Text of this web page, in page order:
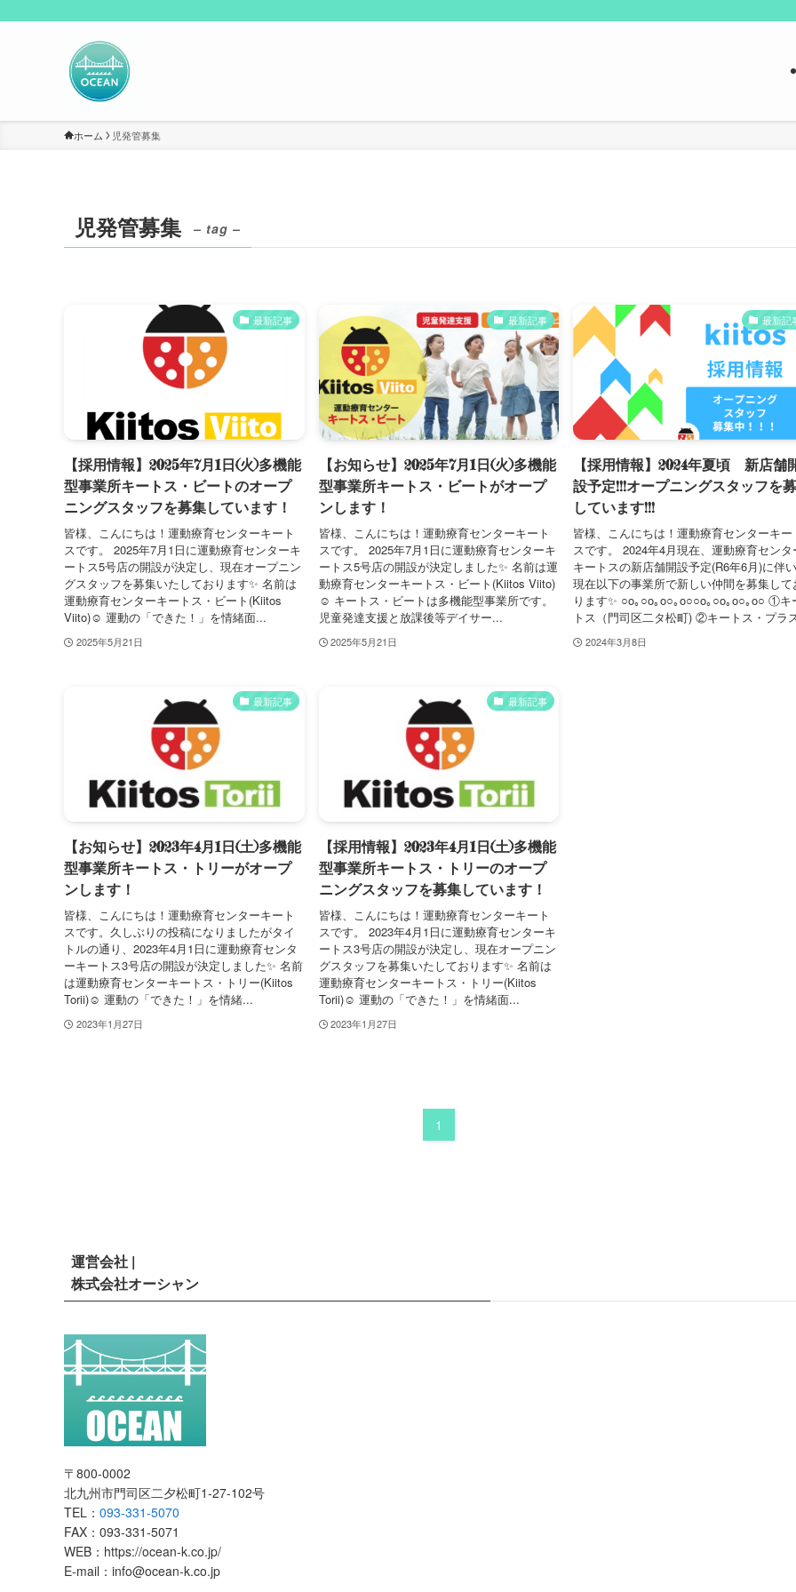
ホーム 児発管募集
児発管募集 – tag –
最新記事
【採用情報】2025年7月1日(火)多機能
型事業所キートス・ビートのオープ
ニングスタッフを募集しています！
皆様、こんにちは！運動療育センターキート
スです。 2025年7月1日に運動療育センターキ
ートス5号店の開設が決定し、現在オープニン
グスタッフを募集いたしております✨ 名前は
運動療育センターキートス・ビート(Kiitos
Viito)☺️ 運動の「できた！」を情緒面...
2025年5月21日
最新記事
【お知らせ】2025年7月1日(火)多機能
型事業所キートス・ビートがオープ
ンします！
皆様、こんにちは！運動療育センターキート
スです。 2025年7月1日に運動療育センターキ
ートス5号店の開設が決定しました✨ 名前は運
動療育センターキートス・ビート(Kiitos Viito)
☺️ キートス・ビートは多機能型事業所です。
児童発達支援と放課後等デイサー...
2025年5月21日
最新記
【採用情報】2024年夏頃 新店舗
設予定!!!オープニングスタッフを
しています!!!
皆様、こんにちは！運動療育センターキー
スです。 2024年4月現在、運動療育センタ
キートスの新店舗開設予定(R6年6月)に伴い
現在以下の事業所で新しい仲間を募集して
ります✨ ○o｡○o｡o○｡o○○o｡○o｡o○｡o○ ①キ
トス（門司区二タ松町) ②キートス・プラ
2024年3月8日
最新記事
【お知らせ】2023年4月1日(土)多機能
型事業所キートス・トリーがオープ
ンします！
皆様、こんにちは！運動療育センターキート
スです。久しぶりの投稿になりましたがタイ
トルの通り、2023年4月1日に運動療育センタ
ーキートス3号店の開設が決定しました✨ 名前
は運動療育センターキートス・トリー(Kiitos
Torii)☺️ 運動の「できた！」を情緒...
2023年1月27日
最新記事
【採用情報】2023年4月1日(土)多機能
型事業所キートス・トリーのオープ
ニングスタッフを募集しています！
皆様、こんにちは！運動療育センターキート
スです。 2023年4月1日に運動療育センターキ
ートス3号店の開設が決定し、現在オープニン
グスタッフを募集いたしております✨ 名前は
運動療育センターキートス・トリー(Kiitos
Torii)☺️ 運動の「できた！」を情緒面...
2023年1月27日
1
運営会社 |
株式会社オーシャン
〒800-0002
北九州市門司区二夕松町1-27-102号
TEL： 093-331-5070
FAX：093-331-5071
WEB：https://ocean-k.co.jp/
E-mail：info@ocean-k.co.jp